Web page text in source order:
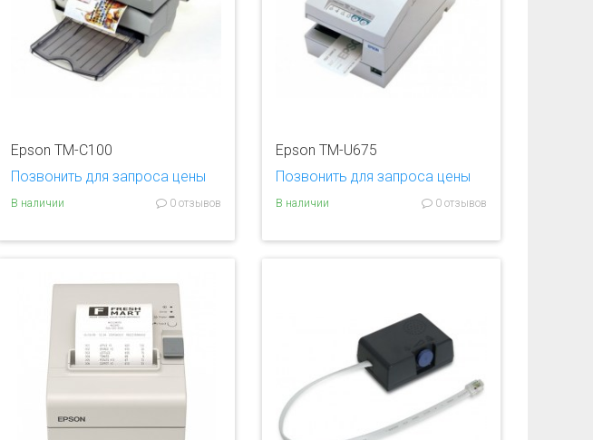
Epson TM-C100
Позвонить для запроса цены
В наличии 0 отзывов
Epson TM-U675
Позвонить для запроса цены
В наличии 0 отзывов